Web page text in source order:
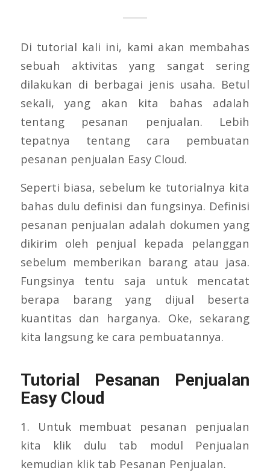
Di tutorial kali ini, kami akan membahas
sebuah aktivitas yang sangat sering
dilakukan di berbagai jenis usaha. Betul
sekali, yang akan kita bahas adalah
tentang pesanan penjualan. Lebih
tepatnya tentang cara pembuatan
pesanan penjualan Easy Cloud.
Seperti biasa, sebelum ke tutorialnya kita
bahas dulu definisi dan fungsinya. Definisi
pesanan penjualan adalah dokumen yang
dikirim oleh penjual kepada pelanggan
sebelum memberikan barang atau jasa.
Fungsinya tentu saja untuk mencatat
berapa barang yang dijual beserta
kuantitas dan harganya. Oke, sekarang
kita langsung ke cara pembuatannya.
Tutorial Pesanan Penjualan
Easy Cloud
1. Untuk membuat pesanan penjualan
kita klik dulu tab modul Penjualan
kemudian klik tab Pesanan Penjualan.